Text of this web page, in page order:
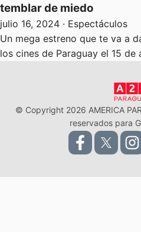
temblar de miedo
julio 16, 2024 · Espectáculos
Un mega estreno que te va a
los cines de Paraguay el 15
© Copyright 2026 AMERICA
reservados para